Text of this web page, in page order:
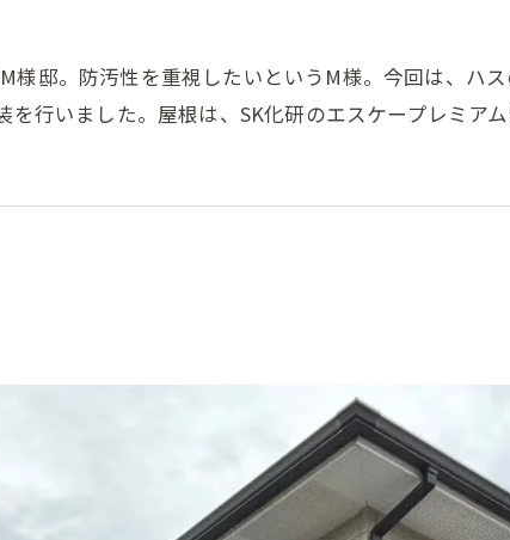
様邸。防汚性を重視したいというM様。今回は、ハ
行いました。屋根は、SK化研のエスケープレミア